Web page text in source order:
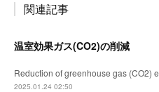
関連記事
温室効果ガス(CO2)の削減
Reduction of greenhouse gas (CO2)
2025.01.24 02:50